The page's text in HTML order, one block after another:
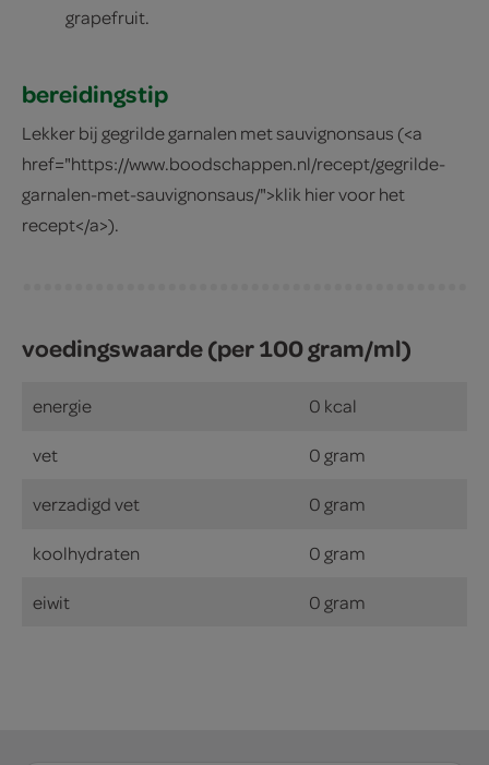
grapefruit.
bereidingstip
Lekker bij gegrilde garnalen met sauvignonsaus (<a
href="https://www.boodschappen.nl/recept/gegrilde-
garnalen-met-sauvignonsaus/">klik hier voor het
recept</a>).
voedingswaarde (per 100 gram/ml)
energie 0 kcal
vet 0 gram
verzadigd vet 0 gram
koolhydraten 0 gram
eiwit 0 gram